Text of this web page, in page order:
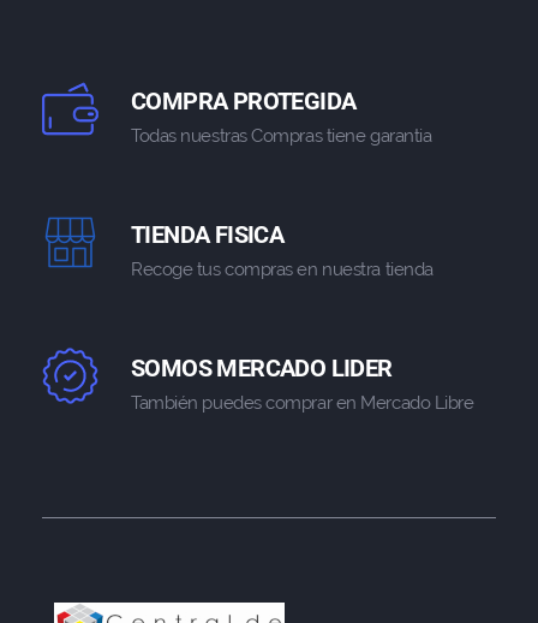
COMPRA PROTEGIDA
Todas nuestras Compras tiene garantia
TIENDA FISICA
Recoge tus compras en nuestra tienda
SOMOS MERCADO LIDER
También puedes comprar en Mercado Libre